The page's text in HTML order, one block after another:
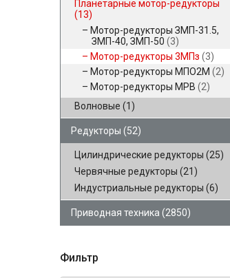
Планетарные мотор-редукторы
(13)
Мотор-редукторы ЗМП-31.5,
ЗМП-40, ЗМП-50 (3)
Мотор-редукторы 3МПз (3)
Мотор-редукторы МПО2М (2)
Мотор-редукторы МРВ (2)
Волновые (1)
Редукторы (52)
Цилиндрические редукторы (25)
Червячные редукторы (21)
Индустриальные редукторы (6)
Приводная техника (2850)
Фильтр